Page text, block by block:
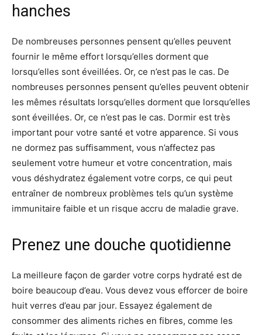
hanches
De nombreuses personnes pensent qu’elles peuvent
fournir le même effort lorsqu’elles dorment que
lorsqu’elles sont éveillées. Or, ce n’est pas le cas. De
nombreuses personnes pensent qu’elles peuvent obtenir
les mêmes résultats lorsqu’elles dorment que lorsqu’elles
sont éveillées. Or, ce n’est pas le cas. Dormir est très
important pour votre santé et votre apparence. Si vous
ne dormez pas suffisamment, vous n’affectez pas
seulement votre humeur et votre concentration, mais
vous déshydratez également votre corps, ce qui peut
entraîner de nombreux problèmes tels qu’un système
immunitaire faible et un risque accru de maladie grave.
Prenez une douche quotidienne
La meilleure façon de garder votre corps hydraté est de
boire beaucoup d’eau. Vous devez vous efforcer de boire
huit verres d’eau par jour. Essayez également de
consommer des aliments riches en fibres, comme les